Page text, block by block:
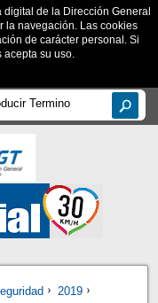
digital de la Dirección General
la navegación. Las cookies
de carácter personal. Si
acepta su uso.
2019